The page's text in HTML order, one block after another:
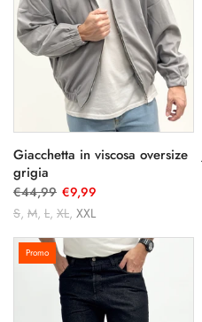
Giacchetta in viscosa oversize
grigia
€44,99 €9,99
S M L XL XXL
Promo